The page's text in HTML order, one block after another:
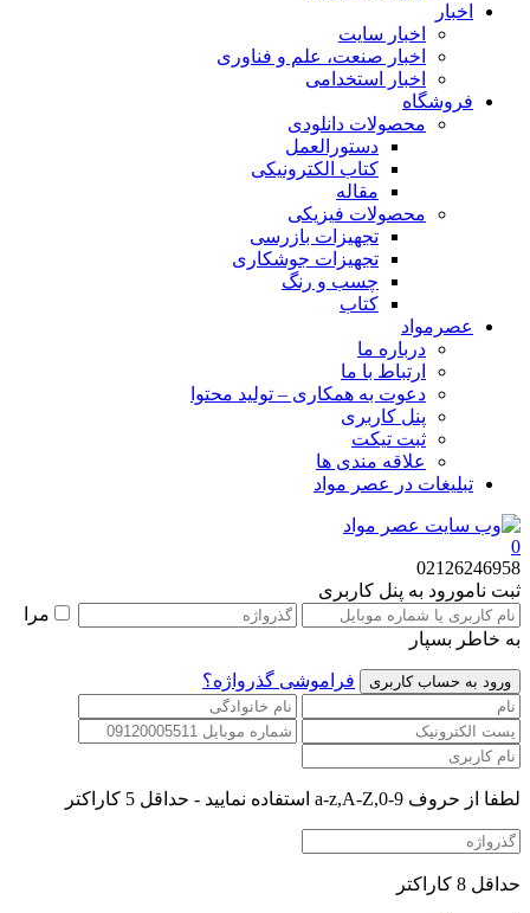
اخبار
اخبار سایت
اخبار صنعت، علم و فناوری
اخبار استخدامی
فروشگاه
محصولات دانلودی
دستورالعمل
کتاب الکترونیکی
مقاله
محصولات فیزیکی
تجهیزات بازرسی
تجهیزات جوشکاری
چسب و رنگ
کتاب
عصرمواد
درباره ما
ارتباط با ما
دعوت به همکاری – تولید محتوا
پنل کاربری
ثبت تیکت
علاقه مندی ها
تبلیغات در عصر مواد
0
02126246958
ثبت نامورود به پنل کاربری
مرا
به خاطر بسپار
فراموشی گذرواژه؟
لطفا از حروف a-z,A-Z,0-9 استفاده نمایید - حداقل 5 کاراکتر
حداقل 8 کاراکتر